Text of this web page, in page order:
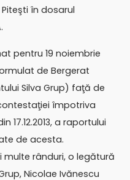
în dosarul
pentru 19 noiembrie
de Bergerat
Silva Grup) faţă de
împotriva
17.12.2013, a raportului
de acesta.
rânduri, o legătură
Nicolae Ivănescu